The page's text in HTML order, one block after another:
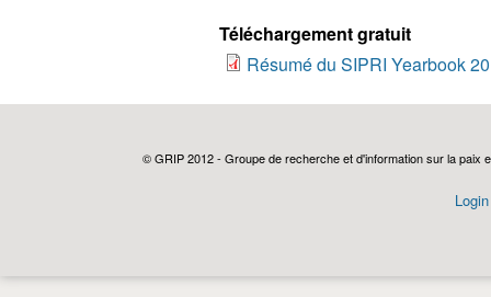
Téléchargement gratuit
Résumé du SIPRI Yearbook
© GRIP 2012 - Groupe de recherche et d'information sur la paix
Login